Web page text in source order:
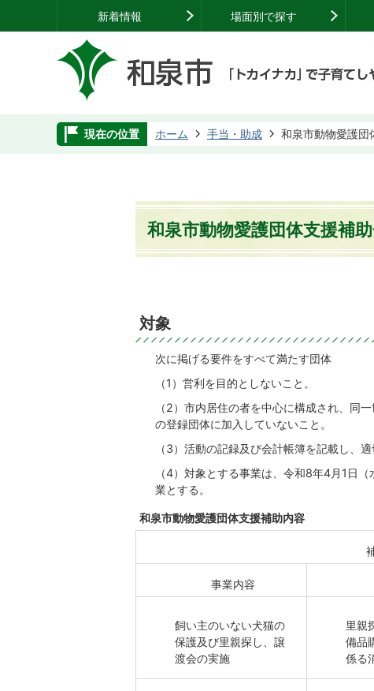
新着情報 場面別で探す
現在の位置 ホーム 手当・助成 和泉市動物愛護団
和泉市動物愛護団体支援補
対象
次に掲げる要件をすべて満たす団体
（1）営利を目的としないこと。
（2）市内居住の者を中心に構成され、同
の登録団体に加入していないこと。
（3）活動の記録及び会計帳簿を記載し、適
（4）対象とする事業は、令和8年4月1日
業とする。
和泉市動物愛護団体支援補助内容
事業内容
飼い主のいない犬猫の
保護及び里親探し、譲
渡会の実施
里親
備品
係る